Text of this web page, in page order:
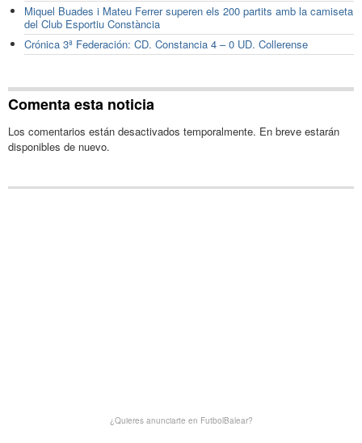
Miquel Buades i Mateu Ferrer superen els 200 partits amb la camiseta
del Club Esportiu Constància
Crónica 3ª Federación: CD. Constancia 4 – 0 UD. Collerense
Comenta esta noticia
Los comentarios están desactivados temporalmente. En breve estarán
disponibles de nuevo.
¿Quieres anunciarte en FutbolBalear?